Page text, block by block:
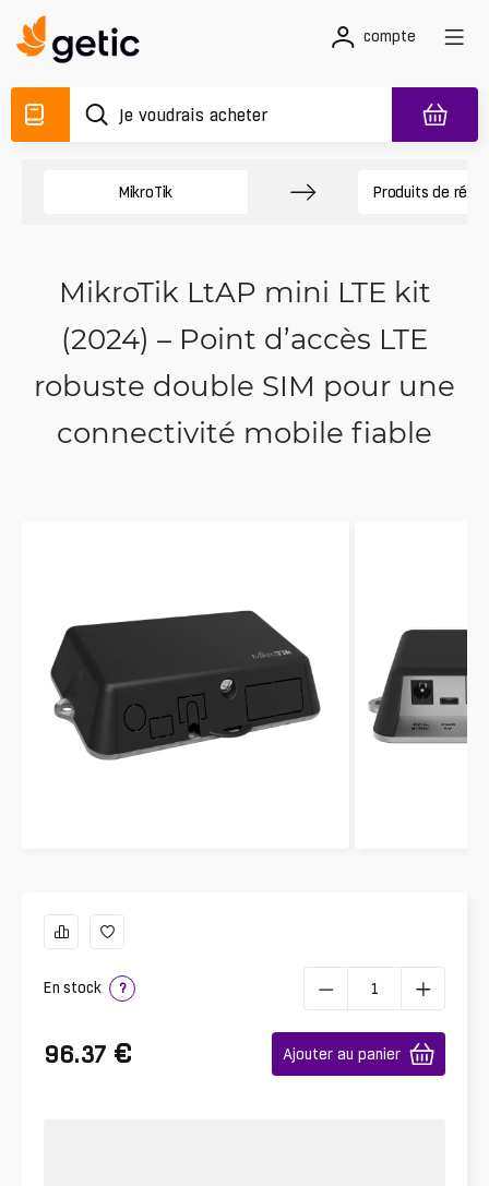
compte
MikroTik Produits de
MikroTik LtAP mini LTE kit
(2024) – Point d’accès LTE
robuste double SIM pour une
connectivité mobile fiable
En stock ?
96.37 € Ajouter au panier